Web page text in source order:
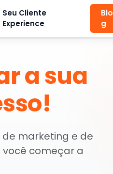
Seu Cliente
Experience
Blo
g
a sua
marketing e de
você começar a